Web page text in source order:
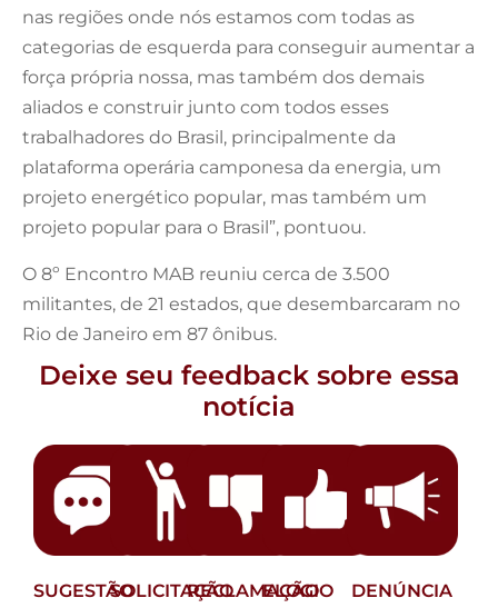
nas regiões onde nós estamos com todas as
categorias de esquerda para conseguir aumentar a
força própria nossa, mas também dos demais
aliados e construir junto com todos esses
trabalhadores do Brasil, principalmente da
plataforma operária camponesa da energia, um
projeto energético popular, mas também um
projeto popular para o Brasil”, pontuou.
O 8º Encontro MAB reuniu cerca de 3.500
militantes, de 21 estados, que desembarcaram no
Rio de Janeiro em 87 ônibus.
Deixe seu feedback sobre essa
notícia
SUGESTÃOSOLICITAÇÃORECLAMAÇÃO
ELOGIO DENÚNCIA